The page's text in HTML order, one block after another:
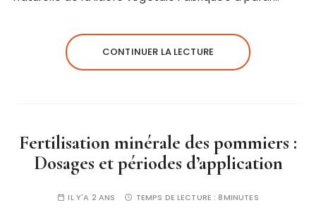
CONTINUER LA LECTURE
Fertilisation minérale des pommiers :
Dosages et périodes d’application
IL Y'A 2 ANS TEMPS DE LECTURE :8MINUTES